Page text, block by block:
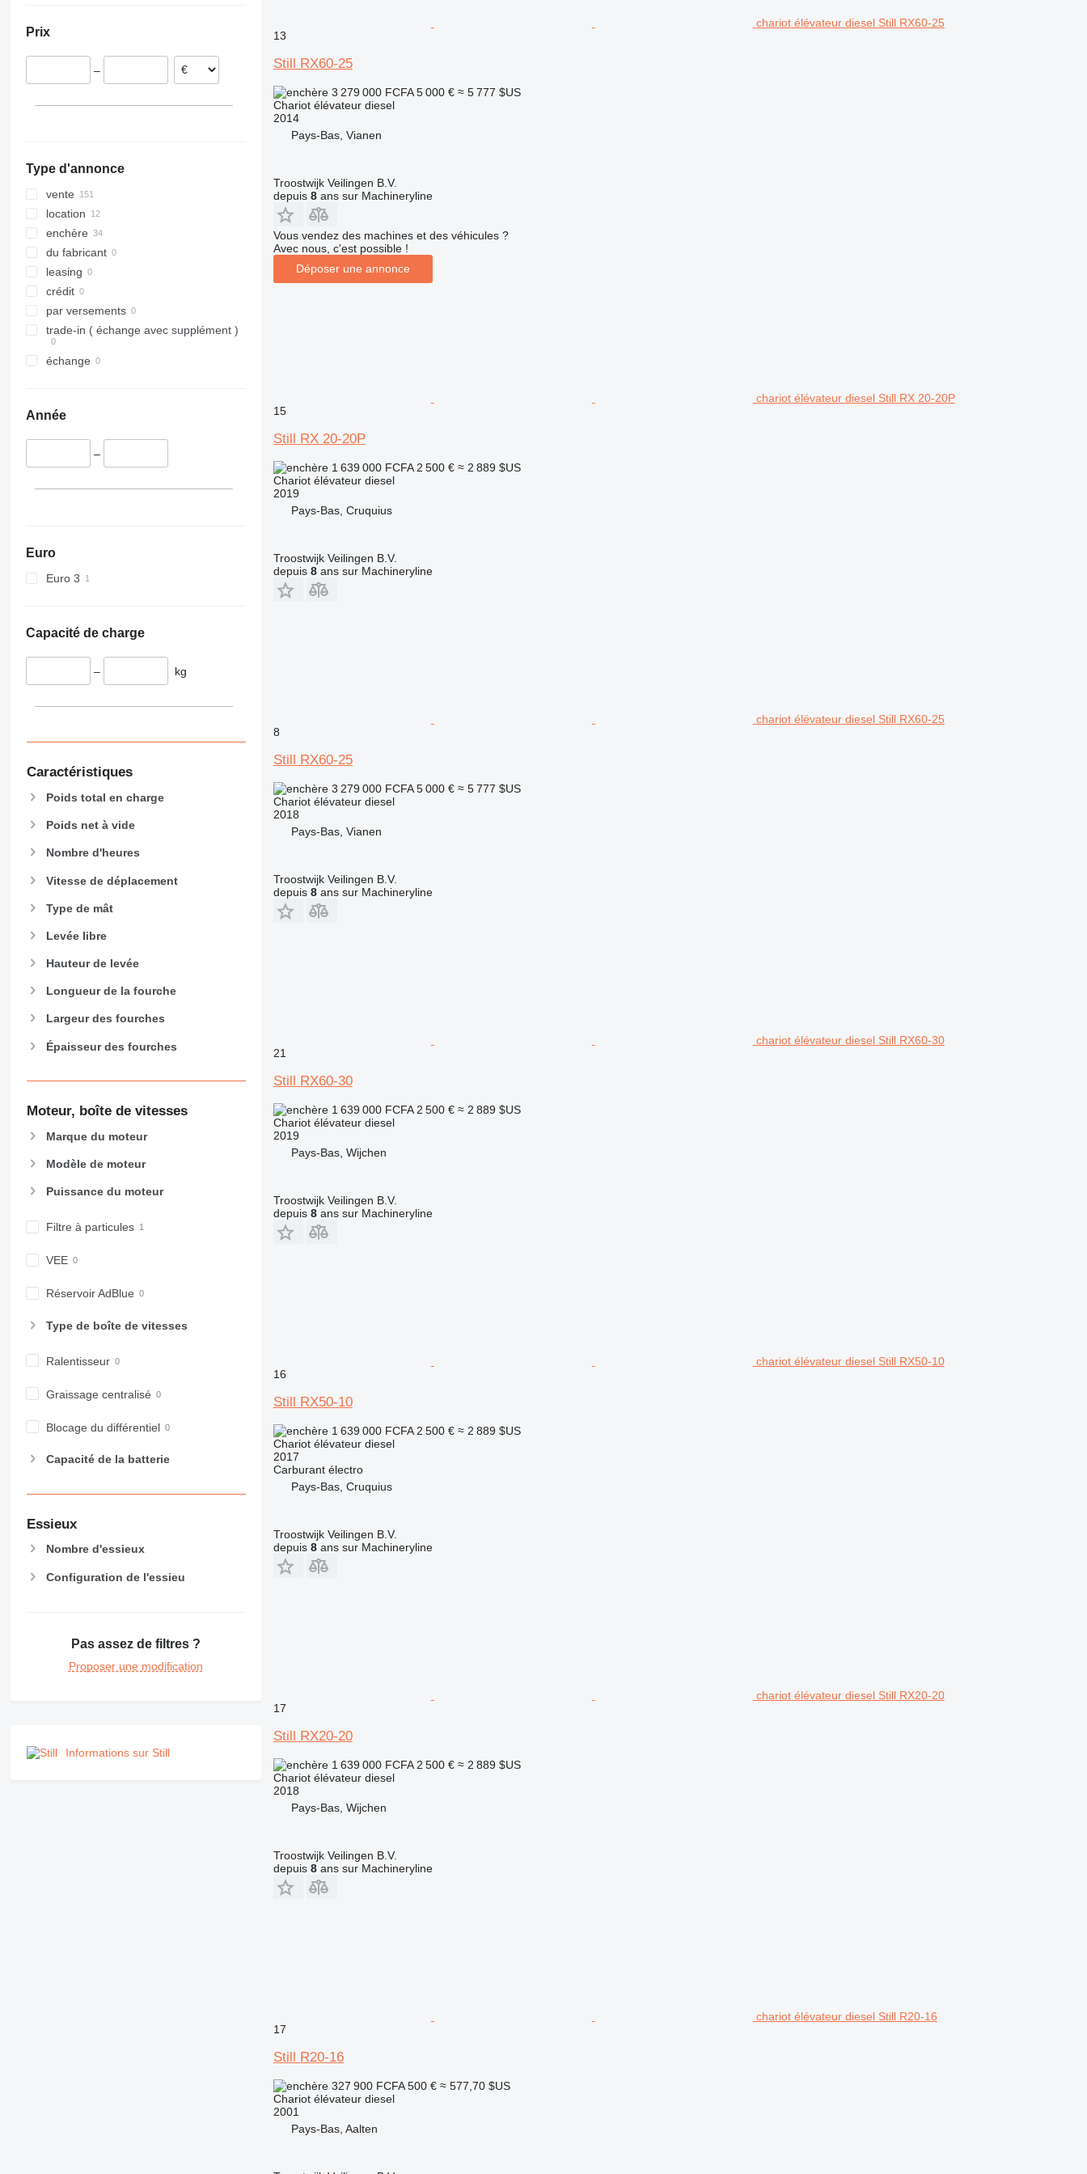
RX 70-45
RX 70-50
Pologne
Roumanie
Prix
–
Type d'annonce
vente
location
enchère
du fabricant
leasing
crédit
par versements
trade-in ( échange avec supplément )
échange
Année
–
Euro
Euro 3
Capacité de charge
– kg
Caractéristiques
Poids total en charge
Poids net à vide
Nombre d'heures
Vitesse de déplacement
Type de mât
Levée libre
Hauteur de levée
Longueur de la fourche
Largeur des fourches
Épaisseur des fourches
Moteur, boîte de vitesses
Marque du moteur
Modèle de moteur
Puissance du moteur
Filtre à particules
VEE
Réservoir AdBlue
Type de boîte de vitesses
Ralentisseur
Graissage centralisé
Blocage du différentiel
Capacité de la batterie
Essieux
Nombre d'essieux
Configuration de l'essieu
Pas assez de filtres ?
Proposer une modification
Informations sur Still
chariot élévateur diesel Still RX60-25
13
Still RX60-25
3 279 000 FCFA5 000 € ≈ 5 777 $US
Chariot élévateur diesel
2014
Pays-Bas, Vianen
Troostwijk Veilingen B.V.
depuis 8ans sur Machineryline
Vous vendez des machines et des véhicules ?
Avec nous, c'est possible !
Déposer une annonce
chariot élévateur diesel Still RX 20-20P
15
Still RX 20-20P
1 639 000 FCFA 2 500 € ≈ 2 889 $US
Chariot élévateur diesel
2019
Pays-Bas, Cruquius
Troostwijk Veilingen B.V.
depuis 8ans sur Machineryline
chariot élévateur diesel Still RX60-25
8
Still RX60-25
3 279 000 FCFA5 000 € ≈ 5 777 $US
Chariot élévateur diesel
2018
Pays-Bas, Vianen
Troostwijk Veilingen B.V.
depuis 8ans sur Machineryline
chariot élévateur diesel Still RX60-30
21
Still RX60-30
1 639 000 FCFA 2 500 € ≈ 2 889 $US
Chariot élévateur diesel
2019
Pays-Bas, Wijchen
Troostwijk Veilingen B.V.
depuis 8ans sur Machineryline
chariot élévateur diesel Still RX50-10
16
Still RX50-10
1 639 000 FCFA 2 500 € ≈ 2 889 $US
Chariot élévateur diesel
2017
Carburant électro
Pays-Bas, Cruquius
Troostwijk Veilingen B.V.
depuis 8ans sur Machineryline
chariot élévateur diesel Still RX20-20
17
Still RX20-20
1 639 000 FCFA 2 500 € ≈ 2 889 $US
Chariot élévateur diesel
2018
Pays-Bas, Wijchen
Troostwijk Veilingen B.V.
depuis 8ans sur Machineryline
chariot élévateur diesel Still R20-16
17
Still R20-16
327 900 FCFA500 € ≈ 577,70 $US
Chariot élévateur diesel
2001
Pays-Bas, Aalten